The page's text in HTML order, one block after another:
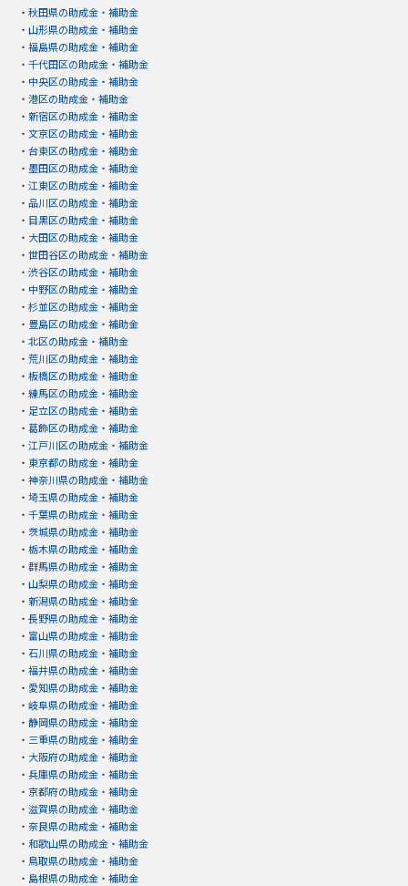
・ 秋田県の助成金・補助金
・ 山形県の助成金・補助金
・ 福島県の助成金・補助金
・ 千代田区の助成金・補助金
・ 中央区の助成金・補助金
・ 港区の助成金・補助金
・ 新宿区の助成金・補助金
・ 文京区の助成金・補助金
・ 台東区の助成金・補助金
・ 墨田区の助成金・補助金
・ 江東区の助成金・補助金
・ 品川区の助成金・補助金
・ 目黒区の助成金・補助金
・ 大田区の助成金・補助金
・ 世田谷区の助成金・補助金
・ 渋谷区の助成金・補助金
・ 中野区の助成金・補助金
・ 杉並区の助成金・補助金
・ 豊島区の助成金・補助金
・ 北区の助成金・補助金
・ 荒川区の助成金・補助金
・ 板橋区の助成金・補助金
・ 練馬区の助成金・補助金
・ 足立区の助成金・補助金
・ 葛飾区の助成金・補助金
・ 江戸川区の助成金・補助金
・ 東京都の助成金・補助金
・ 神奈川県の助成金・補助金
・ 埼玉県の助成金・補助金
・ 千葉県の助成金・補助金
・ 茨城県の助成金・補助金
・ 栃木県の助成金・補助金
・ 群馬県の助成金・補助金
・ 山梨県の助成金・補助金
・ 新潟県の助成金・補助金
・ 長野県の助成金・補助金
・ 富山県の助成金・補助金
・ 石川県の助成金・補助金
・ 福井県の助成金・補助金
・ 愛知県の助成金・補助金
・ 岐阜県の助成金・補助金
・ 静岡県の助成金・補助金
・ 三重県の助成金・補助金
・ 大阪府の助成金・補助金
・ 兵庫県の助成金・補助金
・ 京都府の助成金・補助金
・ 滋賀県の助成金・補助金
・ 奈良県の助成金・補助金
・ 和歌山県の助成金・補助金
・ 鳥取県の助成金・補助金
・ 島根県の助成金・補助金